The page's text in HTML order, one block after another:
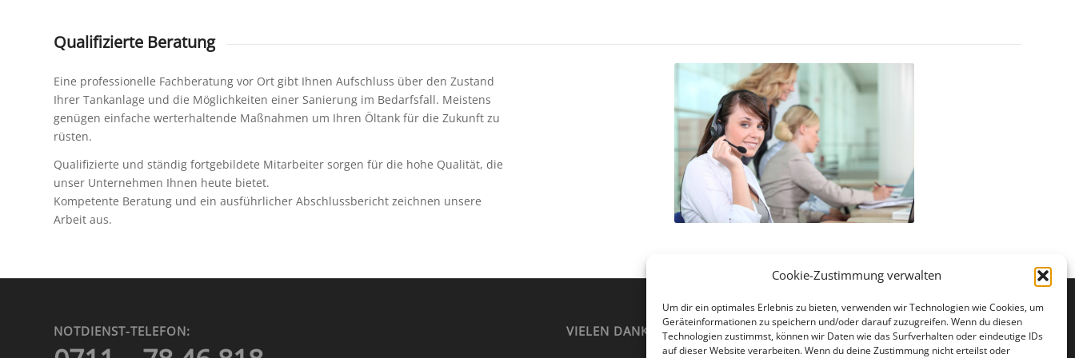
Cookie-Zustimmung verwalten
Um dir ein optimales Erlebnis zu bieten, verwenden wir Technologien wie Cookies, um
Geräteinformationen zu speichern und/oder darauf zuzugreifen. Wenn du diesen
Technologien zustimmst, können wir Daten wie das Surfverhalten oder eindeutige IDs
auf dieser Website verarbeiten. Wenn du deine Zustimmung nicht erteilst oder
Qualifizierte Beratung
Eine professionelle Fachberatung vor Ort gibt Ihnen Aufschluss über den Zustand
Ihrer Tankanlage und die Möglichkeiten einer Sanierung im Bedarfsfall. Meistens
genügen einfache werterhaltende Maßnahmen um Ihren Öltank für die Zukunft zu
rüsten.
Qualifizierte und ständig fortgebildete Mitarbeiter sorgen für die hohe Qualität, die
unser Unternehmen Ihnen heute bietet.
Kompetente Beratung und ein ausführlicher Abschlussbericht zeichnen unsere
Arbeit aus.
NOTDIENST-TELEFON: VIELEN DANK FÜR IHREN BESUCH